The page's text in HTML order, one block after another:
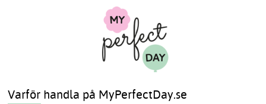
Varför handla på MyPerfectDay.se